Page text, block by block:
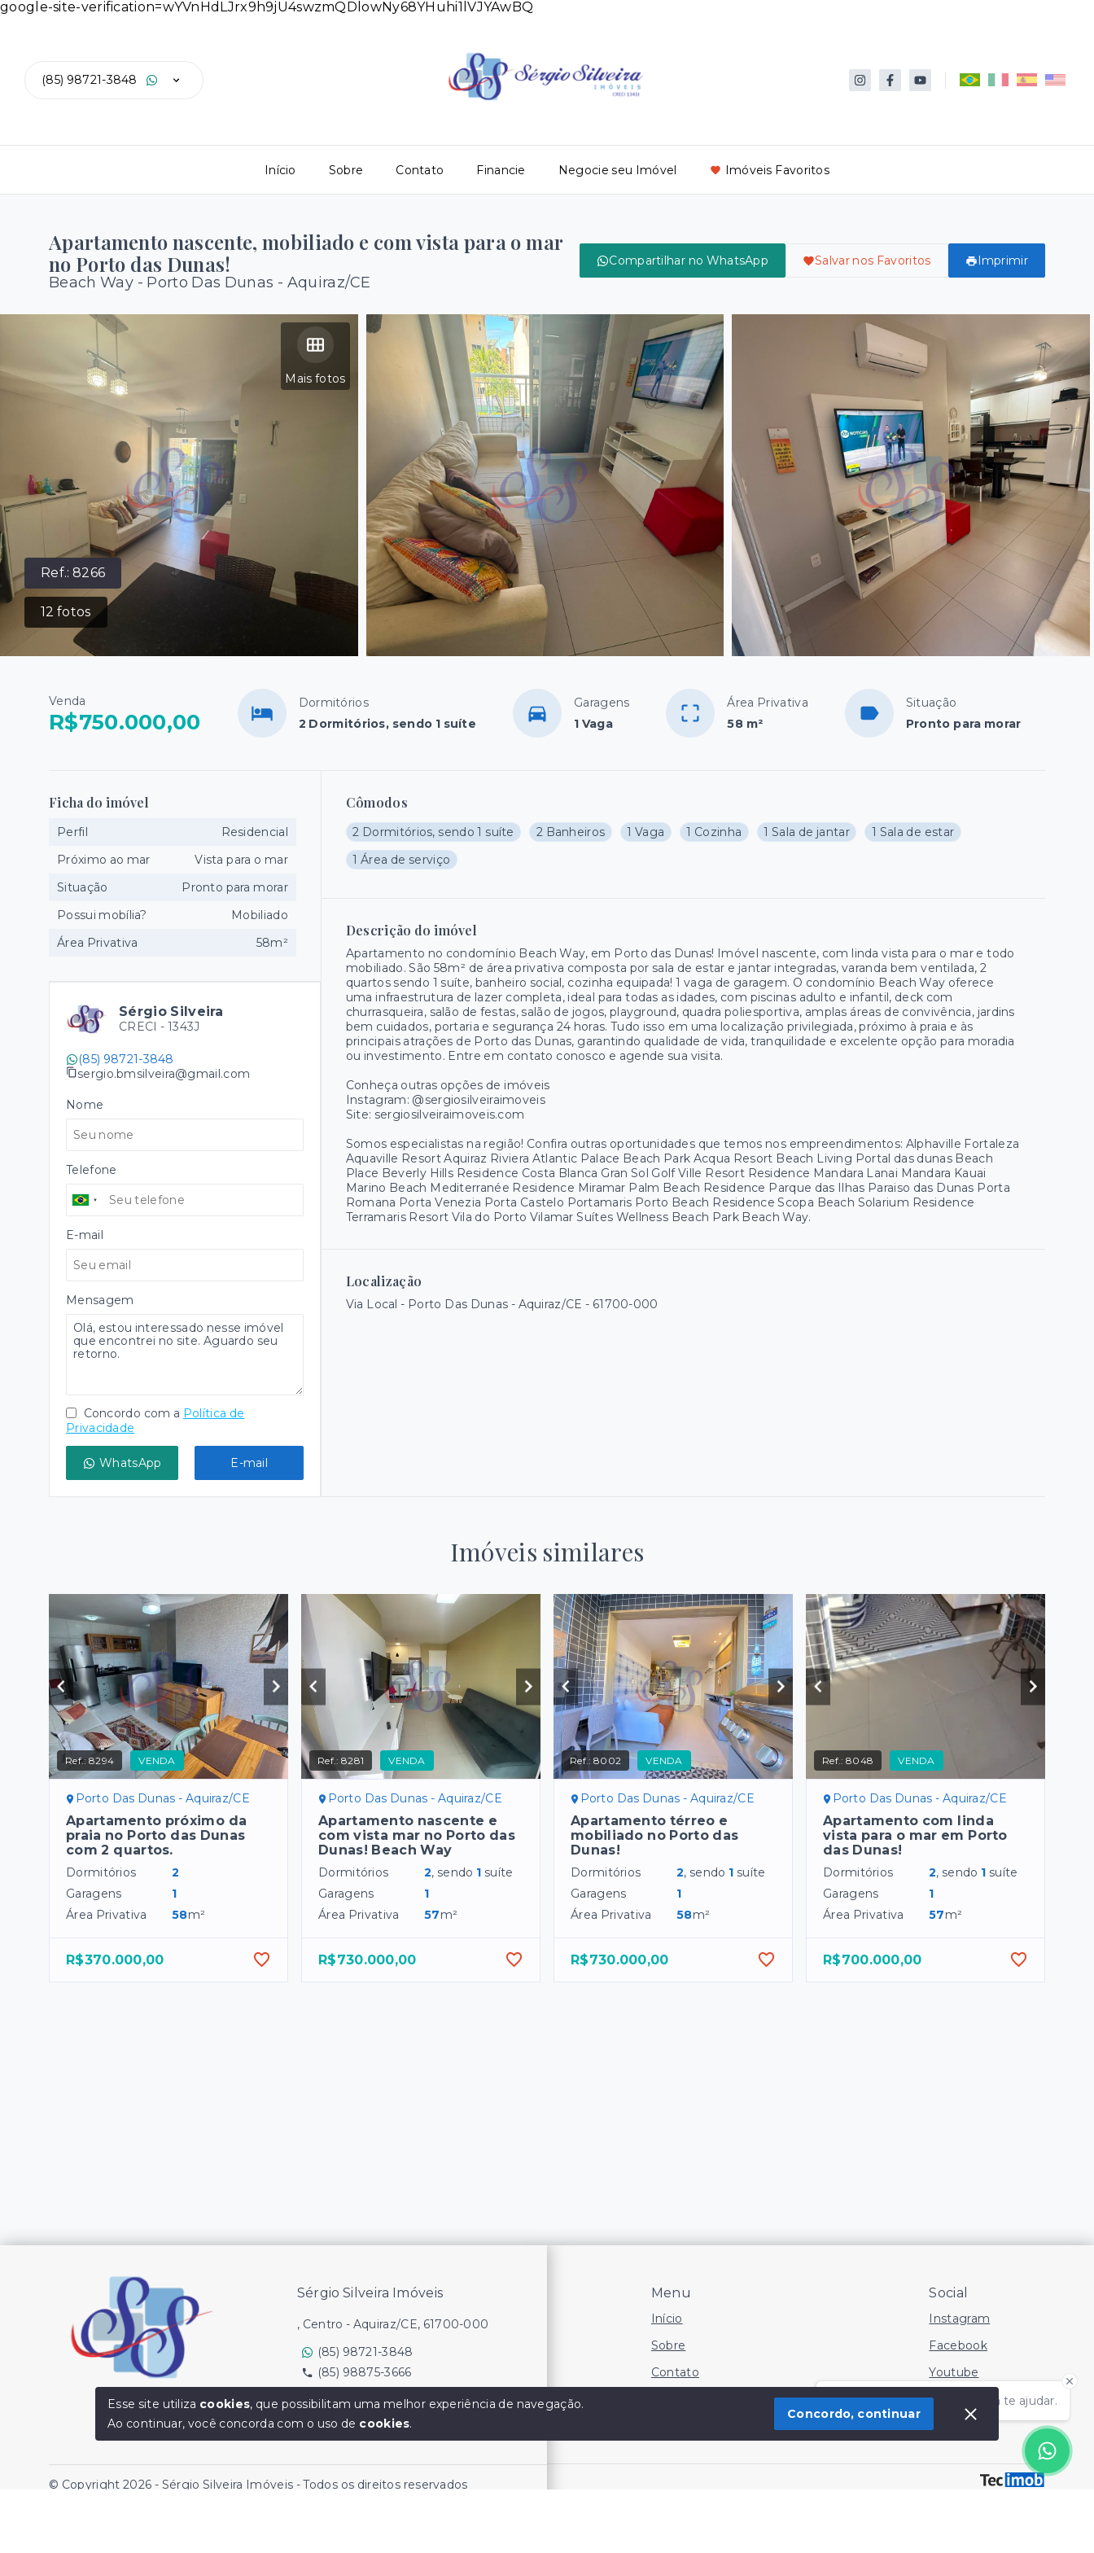
google-site-verification=wYVnHdLJrx9h9jU4swzmQDlowNy68YHuhi1lVJYAwBQ
(85) 98721-3848
Início Sobre Contato Financie Negocie seu Imóvel Imóveis Favoritos
Apartamento nascente, mobiliado e com vista para o mar
no Porto das Dunas!
Beach Way - Porto Das Dunas - Aquiraz/CE
Compartilhar no WhatsApp Salvar nos Favoritos Imprimir
Ref.:8266
12 fotos
Mais fotos
Venda
R$750.000,00
Dormitórios
2 Dormitórios, sendo 1 suíte
Garagens
1 Vaga
Área Privativa
58 m²
Situação
Pronto para morar
Cômodos
2 Dormitórios, sendo 1 suíte 2 Banheiros 1 Vaga 1 Cozinha 1 Sala de jantar
1 Sala de estar
1 Área de serviço
Descrição do imóvel
Apartamento no condomínio Beach Way, em Porto das Dunas! Imóvel nascente, com linda vista para o mar e todo
mobiliado. São 58m² de área privativa composta por sala de estar e jantar integradas, varanda bem ventilada, 2
quartos sendo 1 suíte, banheiro social, cozinha equipada! 1 vaga de garagem. O condomínio Beach Way oferece
uma infraestrutura de lazer completa, ideal para todas as idades, com piscinas adulto e infantil, deck com
churrasqueira, salão de festas, salão de jogos, playground, quadra poliesportiva, amplas áreas de convivência, jardins
bem cuidados, portaria e segurança 24 horas. Tudo isso em uma localização privilegiada, próximo à praia e às
principais atrações de Porto das Dunas, garantindo qualidade de vida, tranquilidade e excelente opção para moradia
ou investimento. Entre em contato conosco e agende sua visita.
Conheça outras opções de imóveis
Instagram: @sergiosilveiraimoveis
Site: sergiosilveiraimoveis.com
Somos especialistas na região! Confira outras oportunidades que temos nos empreendimentos: Alphaville Fortaleza
Aquaville Resort Aquiraz Riviera Atlantic Palace Beach Park Acqua Resort Beach Living Portal das dunas Beach
Place Beverly Hills Residence Costa Blanca Gran Sol Golf Ville Resort Residence Mandara Lanai Mandara Kauai
Marino Beach Mediterranée Residence Miramar Palm Beach Residence Parque das Ilhas Paraiso das Dunas Porta
Romana Porta Venezia Porta Castelo Portamaris Porto Beach Residence Scopa Beach Solarium Residence
Terramaris Resort Vila do Porto Vilamar Suítes Wellness Beach Park Beach Way.
Localização
Via Local - Porto Das Dunas - Aquiraz/CE - 61700-000
Ficha do imóvel
Perfil
Residencial
Próximo ao mar
Vista para o mar
Situação
Pronto para morar
Possui mobília?
Mobiliado
Área Privativa
58m²
Sérgio Silveira
CRECI - 1343J
(85) 98721-3848
sergio.bmsilveira@gmail.com
Nome
Telefone
E-mail
Mensagem
Concordo com a Política de
Privacidade
WhatsApp E-mail
Imóveis similares
Ref.:8294 VENDA
Porto Das Dunas - Aquiraz/CE
Apartamento próximo da
praia no Porto das Dunas
com 2 quartos.
Dormitórios
2
Garagens
1
Área Privativa
58m²
R$370.000,00
Ref.:8281 VENDA
Porto Das Dunas - Aquiraz/CE
Apartamento nascente e
com vista mar no Porto das
Dunas! Beach Way
Dormitórios 2, sendo 1 suíte
Garagens
1
Área Privativa
57m²
R$730.000,00
Ref.:8002 VENDA
Porto Das Dunas - Aquiraz/CE
Apartamento térreo e
mobiliado no Porto das
Dunas!
Dormitórios 2, sendo 1 suíte
Garagens
1
Área Privativa
58m²
R$730.000,00
Ref.:8048 VENDA
Porto Das Dunas - Aquiraz/CE
Apartamento com linda
vista para o mar em Porto
das Dunas!
Dormitórios 2, sendo 1 suíte
Garagens
1
Área Privativa
57m²
R$700.000,00
Olá! Estamos disponíveis para te ajudar.
Menu
Início
Sobre
Contato
Social
Instagram
Facebook
Youtube
Sérgio Silveira Imóveis
, Centro - Aquiraz/CE, 61700-000
(85) 98721-3848
(85) 98875-3666
© Copyright 2026 - Sérgio Silveira Imóveis - Todos os direitos reservados
Esse site utiliza cookies, que possibilitam uma melhor experiência de navegação.
Ao continuar, você concorda com o uso de cookies.
Concordo, continuar